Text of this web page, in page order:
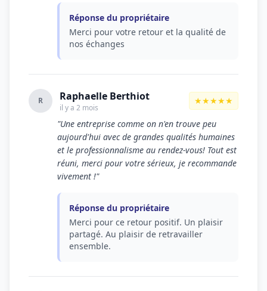
Réponse du propriétaire
Merci pour votre retour et la qualité de
nos échanges
R Raphaelle Berthiot
il y a 2 mois
★★★★★
"Une entreprise comme on n'en trouve peu
aujourd'hui avec de grandes qualités humaines
et le professionnalisme au rendez-vous! Tout est
réuni, merci pour votre sérieux, je recommande
vivement !"
Réponse du propriétaire
Merci pour ce retour positif. Un plaisir
partagé. Au plaisir de retravailler
ensemble.